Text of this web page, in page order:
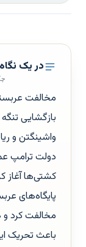
در یک نگاه
مخالفت
بازگشایی
واشینگتن و
دولت ترامپ
کشتی‌ها آغاز
پایگاه‌های
مخالفت کرد
باعث تحریک